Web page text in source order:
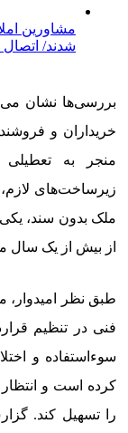
مشاورین
شدند/ اتصال ۹۰۰۰ سردفتر به سامانه‌ در حال انجام است
بررسی‌ها نشان
خریداران و
منجر به
زیرساخت‌های
ملک بدون سند،
از بیش از یک
طبق نظر
فنی در تنظیم
سوءاستفاده و
کرده است و انتظار
را تسهیل کند.